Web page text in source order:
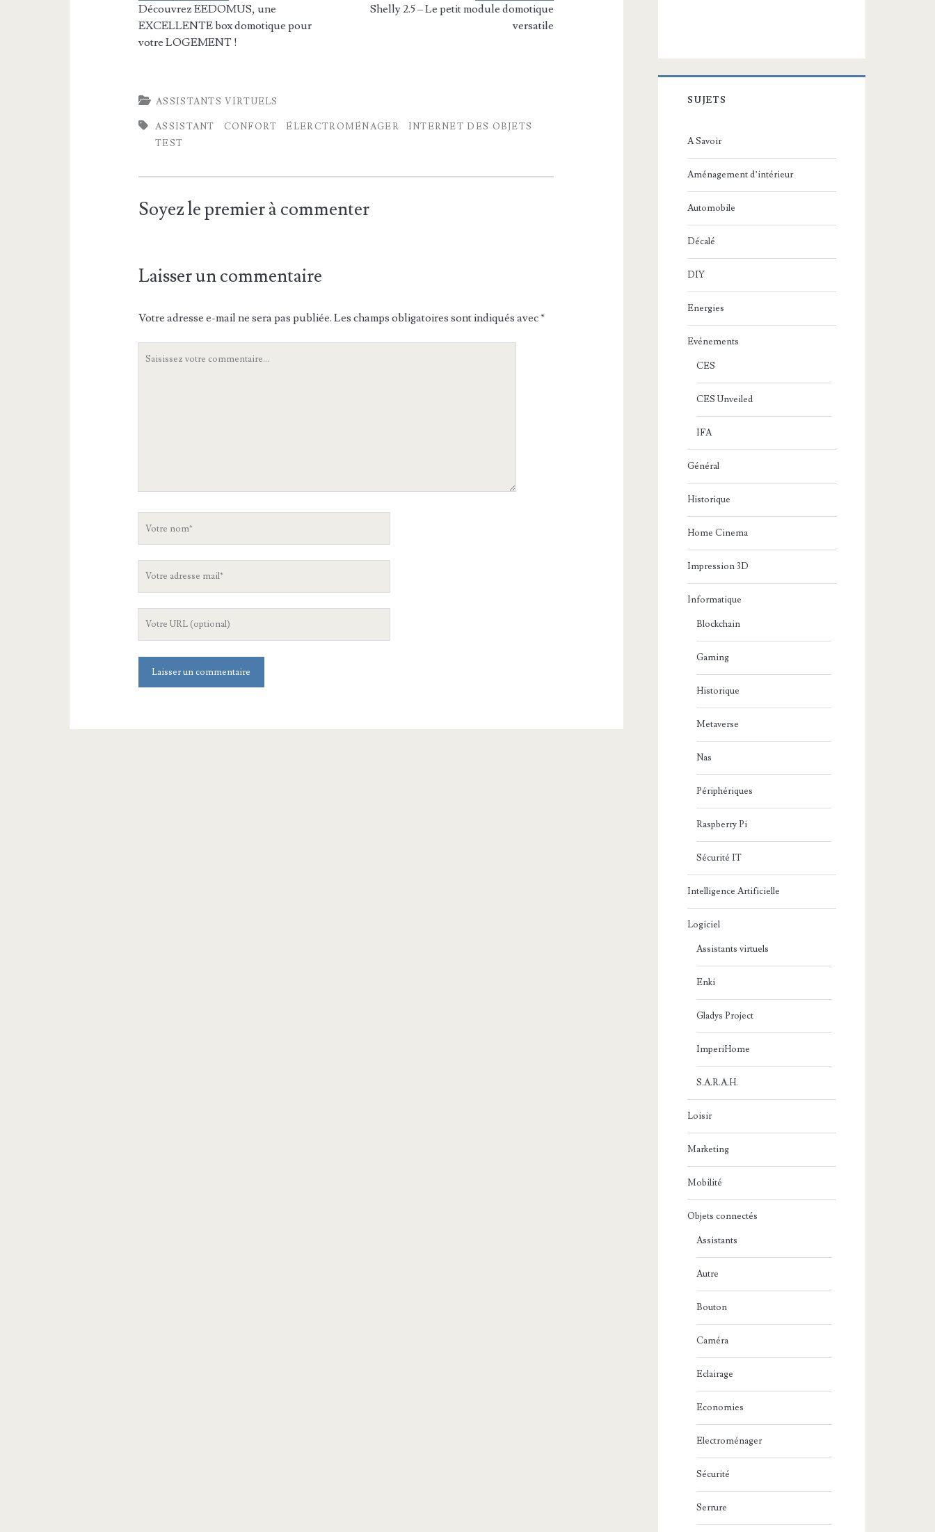
Découvrez EEDOMUS, une
EXCELLENTE box domotique pour
votre LOGEMENT !
Shelly 2.5 – Le petit module domotique
versatile
ASSISTANTS VIRTUELS
ASSISTANT CONFORT ÉLERCTROMÉNAGER
INTERNET DES OBJETS
TEST
Soyez le premier à commenter
Laisser un commentaire
Votre adresse e-mail ne sera pas publiée. Les champs obligatoires sont indiqués avec*
site
SUJETS
A Savoir
Aménagement d’intérieur
Automobile
Décalé
DIY
Energies
Evénements
CES
CES Unveiled
IFA
Général
Historique
Home Cinema
Impression 3D
Informatique
Blockchain
Gaming
Historique
Metaverse
Nas
Périphériques
Raspberry Pi
Sécurité IT
Intelligence Artificielle
Logiciel
Assistants virtuels
Enki
Gladys Project
ImperiHome
S.A.R.A.H.
Loisir
Marketing
Mobilité
Objets connectés
Assistants
Autre
Bouton
Caméra
Eclairage
Economies
Electroménager
Sécurité
Serrure